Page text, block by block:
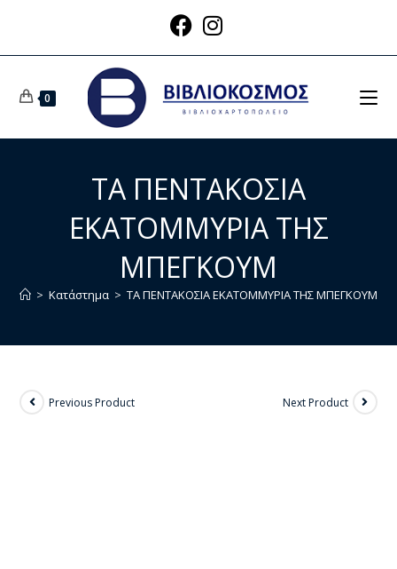
0
ΤΑ ΠΕΝΤΑΚΟΣΙΑ
ΕΚΑΤΟΜΜΥΡΙΑ ΤΗΣ
ΜΠΕΓΚΟΥΜ
> Κατάστημα > ΤΑ ΠΕΝΤΑΚΟΣΙΑ ΕΚΑΤΟΜΜΥΡΙΑ ΤΗΣ ΜΠΕΓΚΟΥΜ
Previous Product Next Product